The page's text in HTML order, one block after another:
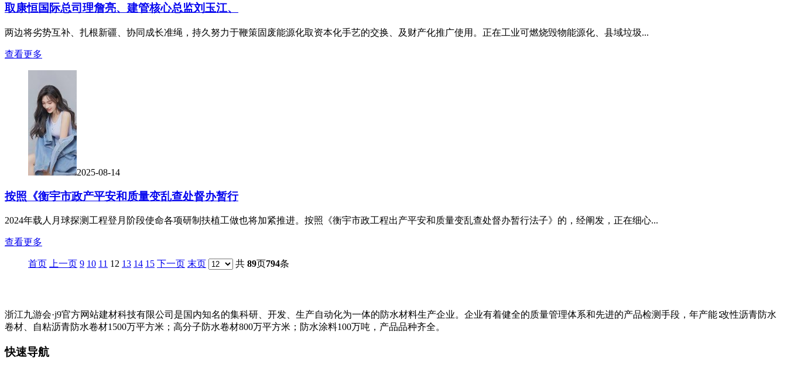
取康恒国际总司理詹亮、建管核心总监刘玉江、
两边将劣势互补、扎根新疆、协同成长准绳，持久努力于鞭策固废能源化取资本化手艺的交换、及财产化推广使用。正在工业可燃烧毁物能源化、县域垃圾...
查看更多
2025-08-14
按照《衡宇市政产平安和质量变乱查处督办暂行
2024年载人月球探测工程登月阶段使命各项研制扶植工做也将加紧推进。按照《衡宇市政工程出产平安和质量变乱查处督办暂行法子》的，经阐发，正在细心...
查看更多
首页 上一页 9 10 11 12 13 14 15 下一页 末页 共 89页794条
浙江九游会·j9官方网站建材科技有限公司是国内知名的集科研、开发、生产自动化为一体的防水材料生产企业。企业有着健全的质量管理体系和先进的产品检测手段，年产能∶改性沥青防水
卷材、自粘沥青防水卷材1500万平方米；高分子防水卷材800万平方米；防水涂料100万吨，产品品种齐全。
快速导航